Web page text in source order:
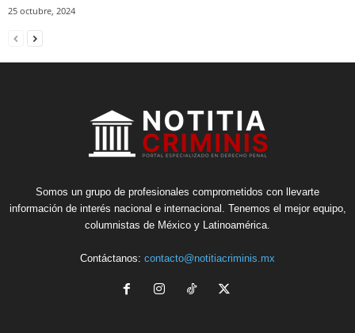
25 octubre, 2024
Somos un grupo de profesionales comprometidos con llevarte
información de interés nacional e internacional. Tenemos el mejor equipo,
columnistas de México y Latinoamérica.
Contáctanos: contacto@notitiacriminis.mx